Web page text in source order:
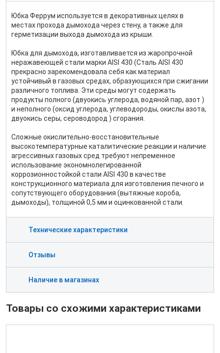
Юбка Феррум используется в декоративных целях в
местах прохода дымохода через стену, а также для
герметизации выхода дымохода из крыши.
Юбка для дымохода, изготавливается из жаропрочной
неражавеющей стали марки AISI 430 (Сталь AISI 430
прекрасно зарекомендовала себя как материал
устойчивый в газовых средах, образующихся при сжигании
различного топлива. Эти среды могут содержать
продукты полного (двуокись углерода, водяной пар, азот )
и неполного (оксид углерода, углеводороды, окислы азота,
двуокись серы, сероводород ) сгорания.
Сложные окислительно-восстановительные
высокотемпературные каталитические реакции и наличие
агрессивных газовых сред требуют непременное
использование экономнолегированной
коррозионностойкой стали AISI 430 в качестве
конструкционного материала для изготовления печного и
сопутствующего оборудования (вытяжные короба,
дымоходы), толщиной 0,5 мм и оцинкованной стали.
Технические характеристики
Отзывы
Наличие в магазинах
Товары со схожими характеристиками